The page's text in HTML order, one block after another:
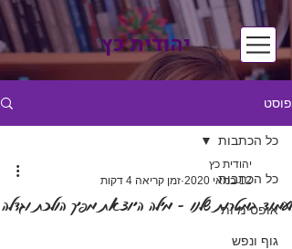
יהודית כץ
פוסט
כל הכתבות
אופטימיות
גוף ונפש
כל הכתבות
לעמוד במטרות שלנו - מילה היוצאת מפיך הולכת וגדלה
יהודית כץ
12 במאי 2020
זמן קריאה 4 דקות